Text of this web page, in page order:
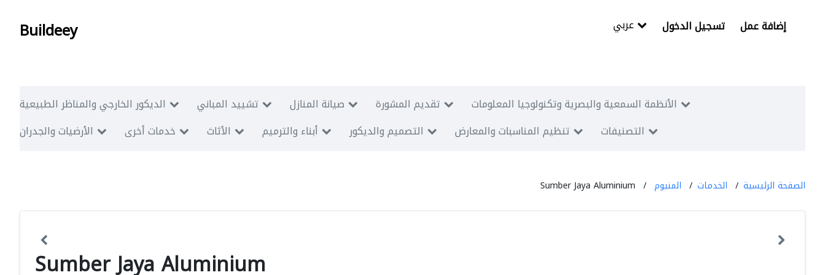
Buildeey تسجيل الدخول إضافة عمل
الديكور الخارجي والمناظر الطبيعية تشييد المباني صيانة المنازل تقديم المشورة
الأنظمة السمعية والبصرية وتكنولوجيا المعلومات
الأرضيات والجدران
خدمات أخرى الأثاث أبناء والترميم التصميم والديكور تنظيم المناسبات والمعارض التصنيفات
الصفحة الرئيسية الخدمات المنيوم Sumber Jaya Aluminium
Sumber Jaya Aluminium